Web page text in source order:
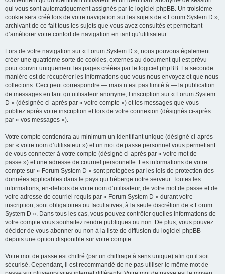
qui vous sont automatiquement assignés par le logiciel phpBB. Un troisième
cookie sera créé lors de votre navigation sur les sujets de « Forum System D »,
archivant de ce fait tous les sujets que vous avez consultés et permettant
d’améliorer votre confort de navigation en tant qu’utilisateur.
Lors de votre navigation sur « Forum System D », nous pouvons également
créer une quatrième sorte de cookies, externes au document qui est prévu
pour couvrir uniquement les pages créées par le logiciel phpBB. La seconde
manière est de récupérer les informations que vous nous envoyez et que nous
collectons. Ceci peut correspondre — mais n’est pas limité à — la publication
de messages en tant qu’utilisateur anonyme, l’inscription sur « Forum System
D » (désignée ci-après par « votre compte ») et les messages que vous
publiez après votre inscription et lors de votre connexion (désignés ci-après
par « vos messages »).
Votre compte contiendra au minimum un identifiant unique (désigné ci-après
par « votre nom d’utilisateur ») et un mot de passe personnel vous permettant
de vous connecter à votre compte (désigné ci-après par « votre mot de
passe ») et une adresse de courriel personnelle. Les informations de votre
compte sur « Forum System D » sont protégées par les lois de protection des
données applicables dans le pays qui héberge notre serveur. Toutes les
informations, en-dehors de votre nom d’utilisateur, de votre mot de passe et de
votre adresse de courriel requis par « Forum System D » durant votre
inscription, sont obligatoires ou facultatives, à la seule discrétion de « Forum
System D ». Dans tous les cas, vous pouvez contrôler quelles informations de
votre compte vous souhaitez rendre publiques ou non. De plus, vous pouvez
décider de vous abonner ou non à la liste de diffusion du logiciel phpBB
depuis une option disponible sur votre compte.
Votre mot de passe est chiffré (par un chiffrage à sens unique) afin qu’il soit
sécurisé. Cependant, il est recommandé de ne pas utiliser le même mot de